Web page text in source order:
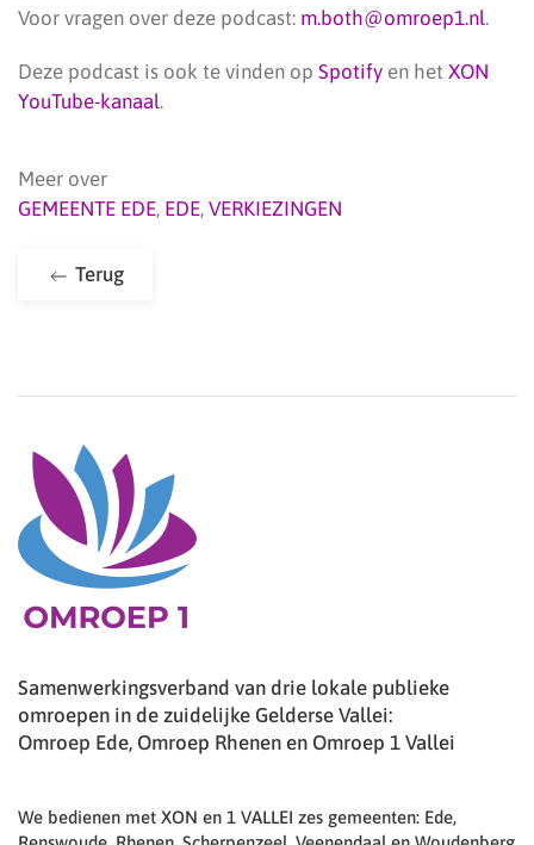
Voor vragen over deze podcast: m.both@omroep1.nl.
Deze podcast is ook te vinden op Spotify en het XON
YouTube-kanaal.
Meer over
GEMEENTE EDE, EDE, VERKIEZINGEN
Terug
Samenwerkingsverband van drie lokale publieke
omroepen in de zuidelijke Gelderse Vallei:
Omroep Ede, Omroep Rhenen en Omroep 1 Vallei
We bedienen met XON en 1 VALLEI zes gemeenten: Ede,